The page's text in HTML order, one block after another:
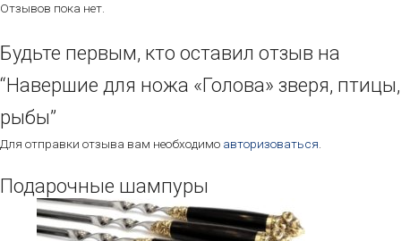
Отзывов пока нет.
Будьте первым, кто оставил отзыв на
“Навершие для ножа «Голова» зверя, птицы,
рыбы”
Для отправки отзыва вам необходимо авторизоваться.
Подарочные шампуры
товар